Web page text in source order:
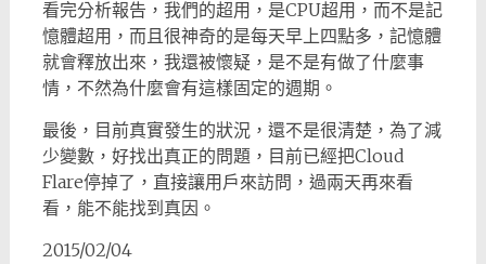
看完分析報告，我們的超用，是CPU超用，而不是記
憶體超用，而且很神奇的是每天早上四點多，記憶體
就會釋放出來，我還被懷疑，是不是有做了什麼事
情，不然為什麼會有這樣固定的週期。
最後，目前真實發生的狀況，還不是很清楚，為了減
少變數，好找出真正的問題，目前已經把Cloud
Flare停掉了，直接讓用戶來訪問，過兩天再來看
看，能不能找到真因。
2015/02/04